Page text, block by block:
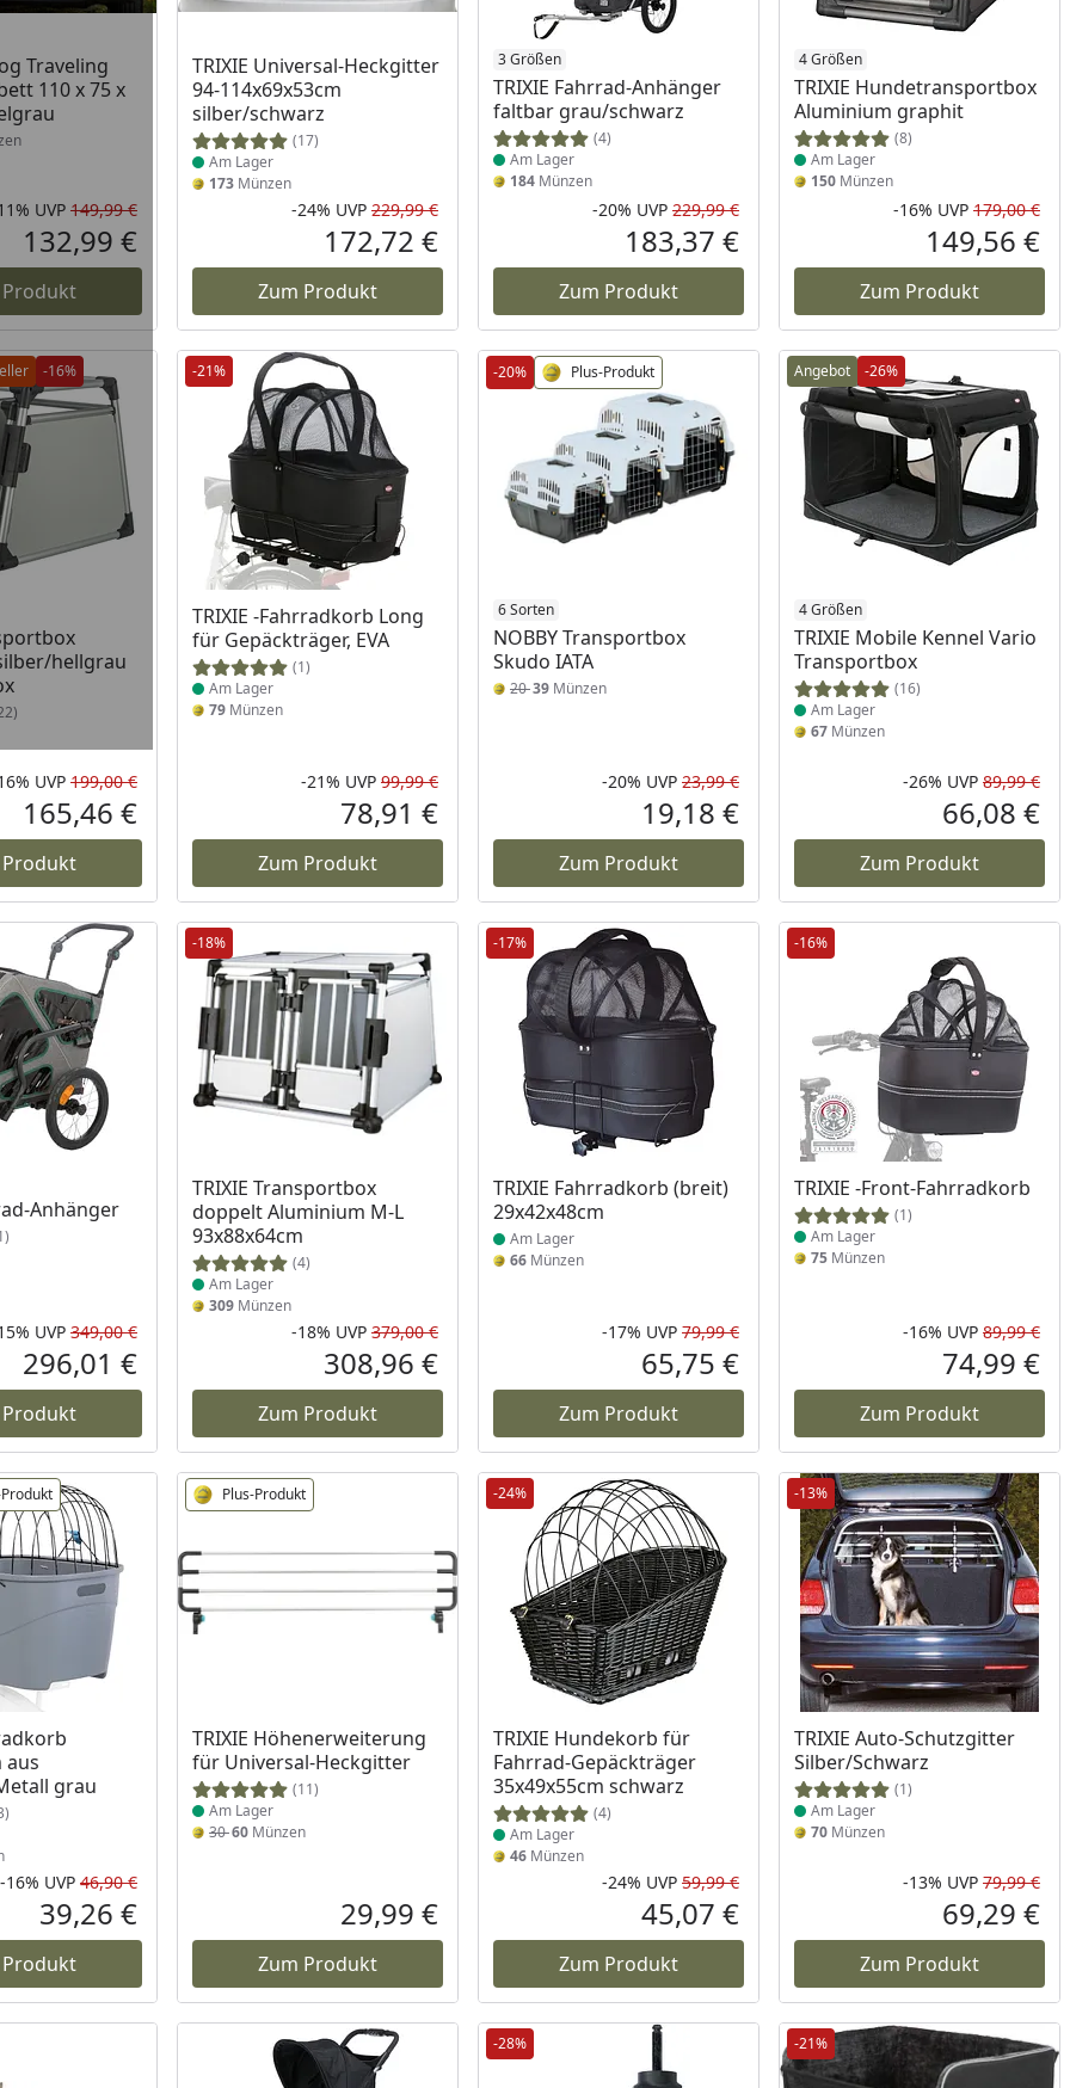
Traveling
110 x 75 x
Rabatt in Prozent
Ursprünglicher Preis
UVP 149,99 €
Aktueller Preis
132,99 €
TRIXIE Universal-Heckgitter
94-114x69x53cm
silber/schwarz
(17)
Produkt am Lager
Am Lager
173 Münzen
Rabatt in Prozent
-24%
Ursprünglicher Preis
UVP 229,99 €
Aktueller Preis
172,72 €
Zum Produkt
3 Größen
TRIXIE Fahrrad-Anhänger
faltbar grau/schwarz
(4)
Produkt am Lager
Am Lager
184 Münzen
Rabatt in Prozent
-20%
Ursprünglicher Preis
UVP 229,99 €
Aktueller Preis
183,37 €
Zum Produkt
4 Größen
TRIXIE Hundetransportbox
Aluminium graphit
(8)
Produkt am Lager
Am Lager
150 Münzen
-16% UVP 179,00 €
149,56 €
Zum Produkt
-16%
hellgrau
Rabatt in Prozent
Ursprünglicher Preis
UVP 199,00 €
Aktueller Preis
165,46 €
-21%
TRIXIE -Fahrradkorb Long
für Gepäckträger, EVA
(1)
Produkt am Lager
Am Lager
79 Münzen
Rabatt in Prozent
-21%
Ursprünglicher Preis
UVP 99,99 €
Aktueller Preis
78,91 €
Zum Produkt
-20% Plus-Produkt
6 Sorten
NOBBY Transportbox
Skudo IATA
2039 Münzen
Rabatt in Prozent
-20%
Ursprünglicher Preis
UVP 23,99 €
Aktueller Preis
19,18 €
Zum Produkt
Angebot -26%
4 Größen
TRIXIE Mobile Kennel Vario
Transportbox
(16)
Produkt am Lager
Am Lager
67 Münzen
-26% UVP 89,99 €
66,08 €
Zum Produkt
Anhänger
Rabatt in Prozent
Ursprünglicher Preis
UVP 349,00 €
Aktueller Preis
296,01 €
-18%
TRIXIE Transportbox
doppelt Aluminium M-L
93x88x64cm
(4)
Produkt am Lager
Am Lager
309 Münzen
Rabatt in Prozent
-18%
Ursprünglicher Preis
UVP 379,00 €
Aktueller Preis
308,96 €
Zum Produkt
-17%
TRIXIE Fahrradkorb (breit)
29x42x48cm
Produkt am Lager
Am Lager
66 Münzen
Rabatt in Prozent
-17%
Ursprünglicher Preis
UVP 79,99 €
Aktueller Preis
65,75 €
Zum Produkt
-16%
TRIXIE -Front-Fahrradkorb
(1)
Produkt am Lager
Am Lager
75 Münzen
-16% UVP 89,99 €
74,99 €
Zum Produkt
aus
grau
Rabatt in Prozent
-16%
Ursprünglicher Preis
UVP 46,90 €
Aktueller Preis
39,26 €
Plus-Produkt
TRIXIE Höhenerweiterung
für Universal-Heckgitter
(11)
Produkt am Lager
Am Lager
3060 Münzen
Aktueller Preis
29,99 €
Zum Produkt
-24%
TRIXIE Hundekorb für
Fahrrad-Gepäckträger
35x49x55cm schwarz
(4)
Produkt am Lager
Am Lager
46 Münzen
Rabatt in Prozent
-24%
Ursprünglicher Preis
UVP 59,99 €
Aktueller Preis
45,07 €
Zum Produkt
-13%
TRIXIE Auto-Schutzgitter
Silber/Schwarz
(1)
Produkt am Lager
Am Lager
70 Münzen
-13% UVP 79,99 €
69,29 €
Zum Produkt
-28% -21%